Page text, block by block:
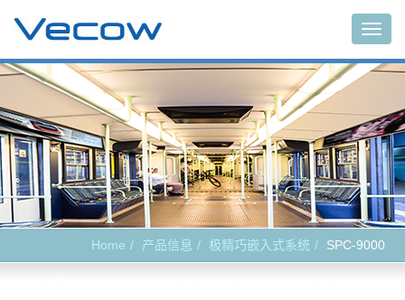
Home 产品信息 极精巧嵌入式系统 SPC-9000